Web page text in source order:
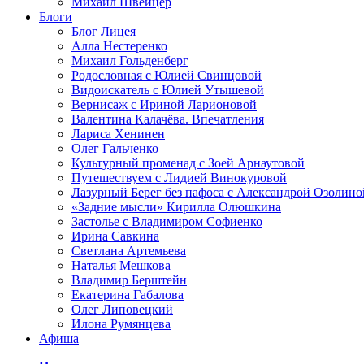
Блоги
Блог Лицея
Алла Нестеренко
Михаил Гольденберг
Родословная с Юлией Свинцовой
Видоискатель с Юлией Утышевой
Вернисаж с Ириной Ларионовой
Валентина Калачёва. Впечатления
Лариса Хенинен
Олег Гальченко
Культурный променад с Зоей Арнаутовой
Путешествуем с Лидией Винокуровой
Лазурный Берег без пафоса с Александрой
«Задние мысли» Кирилла Олюшкина
Застолье с Владимиром Софиенко
Ирина Савкина
Светлана Артемьева
Наталья Мешкова
Владимир Берштейн
Екатерина Габалова
Олег Липовецкий
Илона Румянцева
Афиша